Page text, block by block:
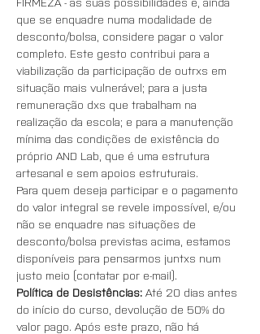
que se enquadre numa modalidade de
desconto/bolsa, considere pagar o valor
completo. Este gesto contribui para a
viabilização da participação de outrxs em
situação mais vulnerável; para a justa
remuneração dxs que trabalham na
realização da escola; e para a manutenção
mínima das condições de existência do
próprio AND Lab, que é uma estrutura
artesanal e sem apoios estruturais.
Para quem deseja participar e o pagamento
do valor integral se revele impossível, e/ou
não se enquadre nas situações de
desconto/bolsa previstas acima, estamos
disponíveis para pensarmos juntxs num
justo meio (contatar por e-mail).
Política de Desistências: Até 20 dias antes
do início do curso, devolução de 50% do
valor pago. Após este prazo, não há